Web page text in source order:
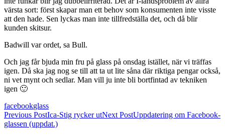
värsta sort: först skapar man ett behov som konsumenten inte visste
att den hade. Sen lyckas man inte tillfredställa det, och då blir
kunden skitsur.
Badwill var ordet, sa Bull.
Och jag får bjuda min fru på glass på onsdag istället, när vi träffas
igen. Då ska jag nog se till att ta ut lite såna där riktiga pengar också,
ni vet mynt och sedlar. Man vill ju inte bli bortfintad av tekniken
igen 🙂
facebookglass
Post
navigation
Previous PostIca-Stig rycker utNext PostUppdatering om Facebook-
glassen (uppdat.)